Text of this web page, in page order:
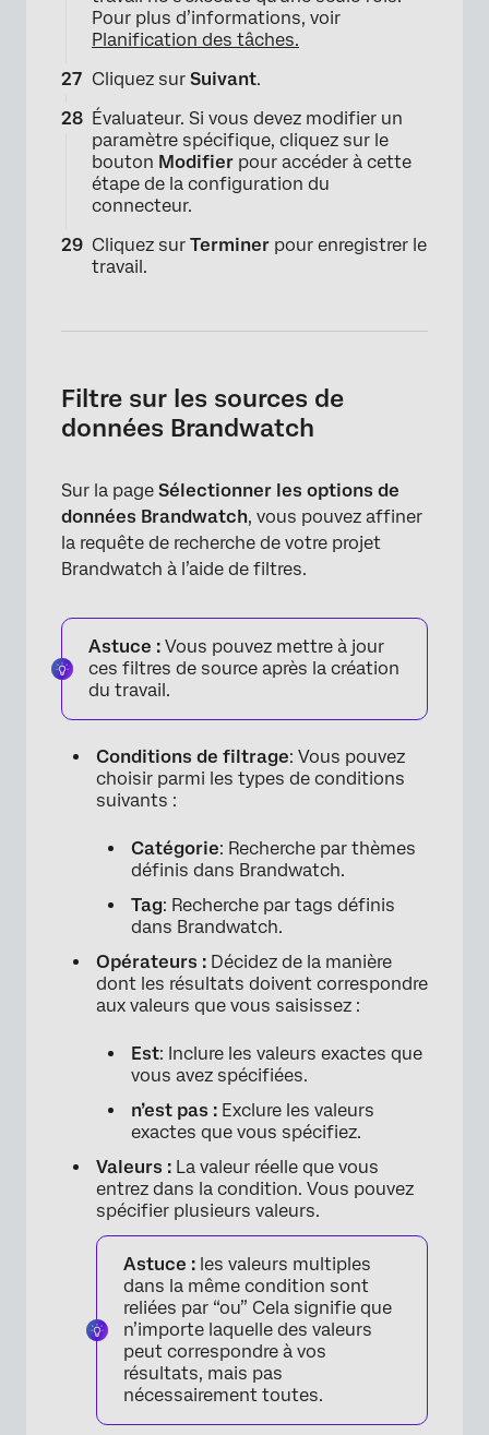
×
Pour plus d’informations, voir
Planification des tâches.
Cliquez sur Suivant.
Évaluateur. Si vous devez modifier un
paramètre spécifique, cliquez sur le
bouton Modifier pour accéder à cette
étape de la configuration du
connecteur.
Cliquez sur Terminer pour enregistrer le
travail.
Filtre sur les sources de
données Brandwatch
Sur la page Sélectionner les options de
données Brandwatch, vous pouvez affiner
la requête de recherche de votre projet
Brandwatch à l’aide de filtres.
Astuce : Vous pouvez mettre à jour
ces filtres de source après la création
du travail.
Conditions de filtrage: Vous pouvez
choisir parmi les types de conditions
suivants :
Catégorie: Recherche par thèmes
définis dans Brandwatch.
Tag: Recherche par tags définis
dans Brandwatch.
Opérateurs : Décidez de la manière
dont les résultats doivent correspondre
aux valeurs que vous saisissez :
Est: Inclure les valeurs exactes que
vous avez spécifiées.
n’est pas : Exclure les valeurs
exactes que vous spécifiez.
Valeurs : La valeur réelle que vous
entrez dans la condition. Vous pouvez
spécifier plusieurs valeurs.
Astuce : les valeurs multiples
dans la même condition sont
reliées par “ou” Cela signifie que
n’importe laquelle des valeurs
peut correspondre à vos
résultats, mais pas
nécessairement toutes.